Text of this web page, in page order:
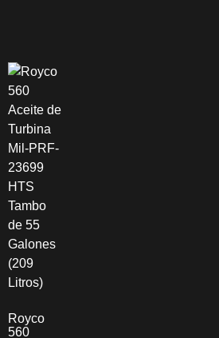
Royco
560